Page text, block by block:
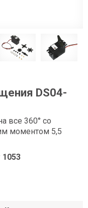
DS04-
все 360° со
моментом 5,5
1053